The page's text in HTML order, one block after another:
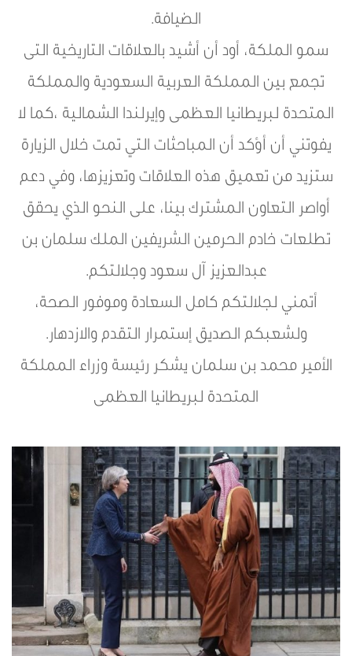
الضيافة.
سمو الملكة، أود أن أشيد بالعلاقات التاريخية التى
تجمع بين المملكة العربية السعودية والمملكة
المتحدة لبريطانيا العظمى وإيرلندا الشمالية ،كما لا
يفوتني أن أؤكد أن المباحثات التي تمت خلال الزيارة
ستزيد من تعميق هذه العلاقات وتعزيزها، وفي دعم
أواصر التعاون المشترك بينا، على النحو الذي يحقق
تطلعات خادم الحرمين الشريفين الملك سلمان بن
عبدالعزيز آل سعود وجلالتكم.
أتمني لجلالتكم كامل السعادة وموفور الصحة،
ولشعبكم الصديق إستمرار التقدم والازدهار.
الأمير محمد بن سلمان يشكر رئيسة وزراء المملكة
المتحدة لبريطانيا العظمى